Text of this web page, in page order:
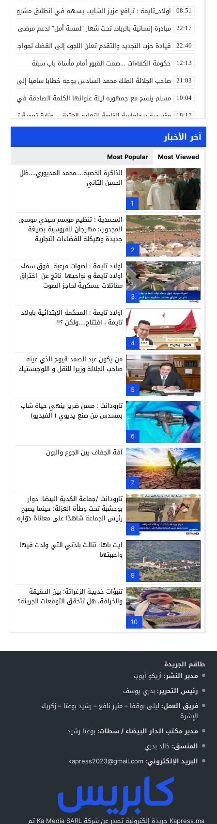
08:51 اولاد_تايمة : ترافع عزيز الشايب يسهم في انطلاق مشروع
22:17 مبادرة إنسانية بالرباط تحت شعار “لمسة أمل” لدعم مرضى
22:40 قيادة حزب التجديد والتقدم تعلن اللجوء إلى القضاء لمواجهة
12:13 حكومة الكفاءات …صمت القبور أمام مأساة باب سبتة
21:03 صاحب الجلالة الملك محمد السادس يوجه خطابا ساميا إلى
10:04 مسلم ينسج مع جمهوره ليلة عنوانها الكلمة الصادقة في
18:17 مؤسسة سجلماسة الخاصة للتعليم العتيق… منارة تربوية تجمع
14:57 إحياء مشروع الحي الحرفي عنوان لقاء جمع وفد من جمعية
بن كيران يهاجم “البام”: “حزب الفساد وقياداته انتهى
11:33 كمال محرر يقود استئنافية تارودانت: مسار قضائي راسخ ورؤية
11:05 حبشان وكيلاً عاماً بتارودانت: ترقية جديدة في الحركة القضائية
21:28 حزب الديمقراطيين الجدد يؤسس منظمتي شباب ونساء الصحراء
آخر الأخبار
Most Viewed
Most Popular
1
الذاكرة الخصبة….محمد المديوري….ظل
الحسن الثاني
2
المحمدية : تنظيم موسم سيدي موسى
المجدوب: مهرجان للفروسية بصيغة
جديدة وهيكلة للفضاءات التجارية
3
اولاد تايمة : اصوات مرعبة فوق سماء
اولاد تايمة و نواحيها ناتج عن اختراق
مقاتلات عسكرية لحاجز الصوت
4
اولاد تايمة : المحكمة الابتدائية باولاد
تايمة ، افتتاح….ولكن ؟!!
5
من يكون عبد الصمد قيوح الذي عينه
صاحب الجلالة وزيرا للنقل و اللوجيستيك
6
تارودانت : مسن ضرير ينهي حياة شاب
بمسدس من صنع يديوي ( الفيديو)
7
آفة الجفاف بين الجوع والبون
8
تارودانت /جماعة الكدية البيضا: دوار
بوحشبة تحت وطأة العزلة: حينما يصبح
رئيس الجماعة شاهدًا على معاناة دَوّارِه
9
ايت باها: تنالت بلدتي التي ولدت فيها
واحببتها
10
تنبؤات خديجة الزغراتة: بين الحقيقة
والخرافة، هل تتحقق التوقعات الجريئة؟
طاقم الجريدة
مدير النشر: أزيكو أيوب
رئيس التحرير: بدري يوسف
فريق العمل: ليلى بوقفا – منير نافع – رشيد بوعتا – زكرياء
الإشرة
مدير مكتب الدار البيضاء / سطات: بوعتا رشيد
المنسق: خالد بدري
البريد الإلكتروني: kapress2023@gmail.com
Kapress.ma جريدة إلكترونية تصدر عن شركة Ka Media SARL تم